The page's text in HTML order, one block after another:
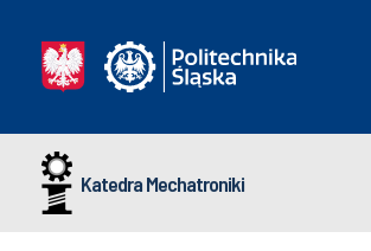
Katedra Mechatroniki